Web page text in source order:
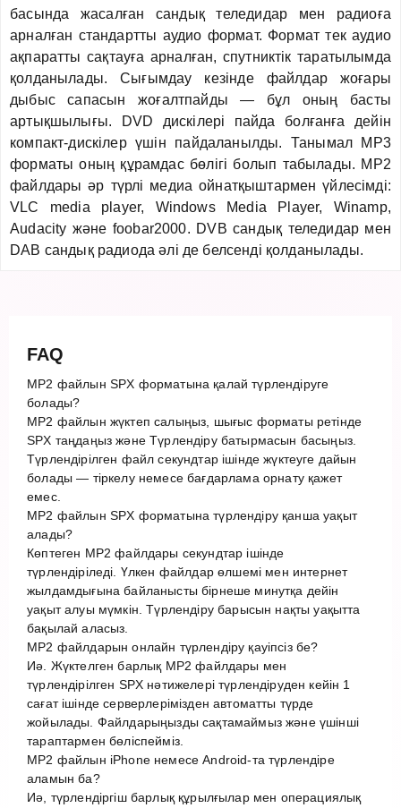
басында жасалған сандық теледидар мен радиоға
арналған стандартты аудио формат. Формат тек аудио
ақпаратты сақтауға арналған, спутниктік таратылымда
қолданылады. Сығымдау кезінде файлдар жоғары
дыбыс сапасын жоғалтпайды — бұл оның басты
артықшылығы. DVD дискілері пайда болғанға дейін
компакт-дискілер үшін пайдаланылды. Танымал MP3
форматы оның құрамдас бөлігі болып табылады. MP2
файлдары әр түрлі медиа ойнатқыштармен үйлесімді:
VLC media player, Windows Media Player, Winamp,
Audacity және foobar2000. DVB сандық теледидар мен
DAB сандық радиода әлі де белсенді қолданылады.
FAQ
MP2 файлын SPX форматына қалай түрлендіруге
болады?
MP2 файлын жүктеп салыңыз, шығыс форматы ретінде
SPX таңдаңыз және Түрлендіру батырмасын басыңыз.
Түрлендірілген файл секундтар ішінде жүктеуге дайын
болады — тіркелу немесе бағдарлама орнату қажет
емес.
MP2 файлын SPX форматына түрлендіру қанша уақыт
алады?
Көптеген MP2 файлдары секундтар ішінде
түрлендіріледі. Үлкен файлдар өлшемі мен интернет
жылдамдығына байланысты бірнеше минутқа дейін
уақыт алуы мүмкін. Түрлендіру барысын нақты уақытта
бақылай аласыз.
MP2 файлдарын онлайн түрлендіру қауіпсіз бе?
Иә. Жүктелген барлық MP2 файлдары мен
түрлендірілген SPX нәтижелері түрлендіруден кейін 1
сағат ішінде серверлерімізден автоматты түрде
жойылады. Файлдарыңызды сақтамаймыз және үшінші
тараптармен бөліспейміз.
MP2 файлын iPhone немесе Android-та түрлендіре
аламын ба?
Иә, түрлендіргіш барлық құрылғылар мен операциялық